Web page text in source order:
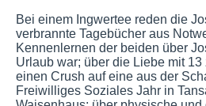
Bei einem Ingwertee reden die
verbrannte Tagebücher aus
Kennenlernen der beiden über
Urlaub war; über die Liebe mit
einen Crush auf eine aus der
Freiwilliges Soziales Jahr in